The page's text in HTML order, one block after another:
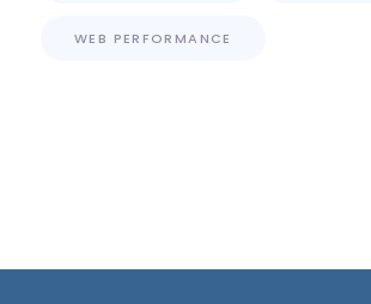
WEB PERFORMANCE